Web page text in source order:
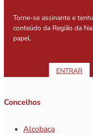
Torne-se assinante e
conteúdo da Região da
papel.
ENTRAR
Concelhos
Alcobaça